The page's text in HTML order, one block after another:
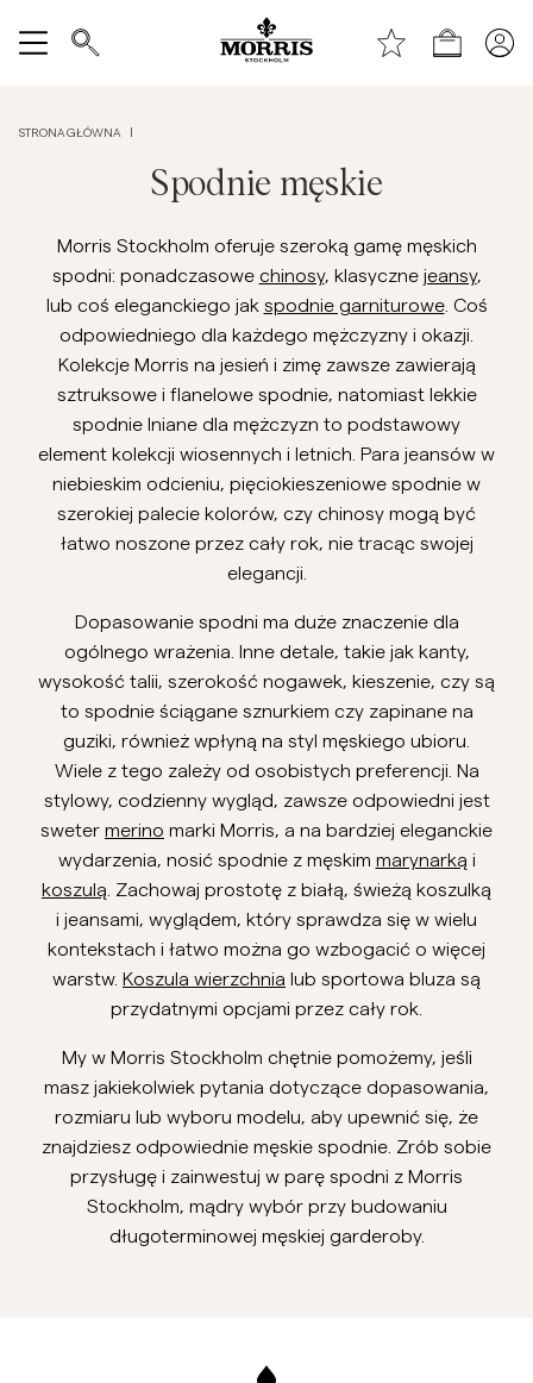
Shop
Jeans
Blazer
Koszulki polo
Okrycia wierzchnie
Szorty
Dzianiny
T-shirty
Bielizna
STRONA GŁÓWNA
Spodnie męskie
Morris Stockholm oferuje szeroką gamę męskich
spodni: ponadczasowe chinosy, klasyczne jeansy,
lub coś eleganckiego jak spodnie garniturowe. Coś
odpowiedniego dla każdego mężczyzny i okazji.
Kolekcje Morris na jesień i zimę zawsze zawierają
sztruksowe i flanelowe spodnie, natomiast lekkie
spodnie lniane dla mężczyzn to podstawowy
element kolekcji wiosennych i letnich.
Para jeansów w
niebieskim odcieniu, pięciokieszeniowe spodnie w
szerokiej palecie kolorów, czy chinosy mogą być
łatwo noszone przez cały rok, nie tracąc swojej
elegancji.
Dopasowanie spodni ma duże znaczenie dla
ogólnego wrażenia. Inne detale, takie jak kanty,
wysokość talii, szerokość nogawek, kieszenie, czy są
to spodnie ściągane sznurkiem czy zapinane na
guziki, również wpłyną na styl męskiego ubioru.
Wiele z tego zależy od osobistych preferencji. Na
stylowy, codzienny wygląd, zawsze odpowiedni jest
sweter merino marki Morris, a na bardziej eleganckie
wydarzenia, nosić spodnie z męskim marynarką i
koszulą . Zachowaj prostotę z białą, świeżą koszulką
i jeansami, wyglądem, który sprawdza się w wielu
kontekstach i łatwo można go wzbogacić o więcej
warstw. Koszula wierzchnia lub sportowa bluza są
przydatnymi opcjami przez cały rok.
My w Morris Stockholm chętnie pomożemy, jeśli
masz jakiekolwiek pytania dotyczące dopasowania,
rozmiaru lub wyboru modelu, aby upewnić się, że
znajdziesz odpowiednie męskie spodnie. Zrób sobie
przysługę i zainwestuj w parę spodni z Morris
Stockholm, mądry wybór przy budowaniu
długoterminowej męskiej garderoby.